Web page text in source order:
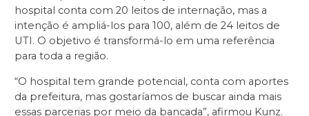
hospital conta com 20 leitos de internação, mas a
intenção é ampliá-los para 100, além de 24 leitos de
UTI. O objetivo é transformá-lo em uma referência
para toda a região.
“O hospital tem grande potencial, conta com aportes
da prefeitura, mas gostaríamos de buscar ainda mais
essas parcerias por meio da bancada”, afirmou Kunz.